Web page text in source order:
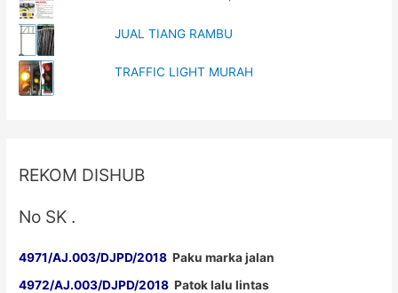
JUAL TIANG RAMBU
TRAFFIC LIGHT MURAH
REKOM DISHUB
No SK .
4971/AJ.003/DJPD/2018 Paku marka jalan
4972/AJ.003/DJPD/2018 Patok lalu lintas